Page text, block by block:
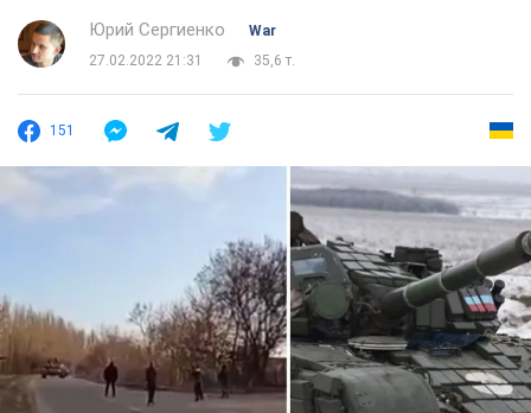
Юрий Сергиенко
War
27.02.2022 21:31
35,6 т.
151